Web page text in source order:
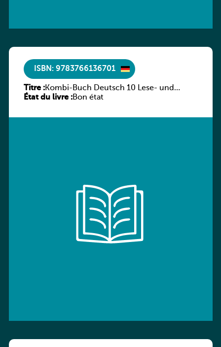
ISBN: 9783766136701
Titre :Kombi-Buch Deutsch 10 Lese- und
Sprachbuch
État du livre :Bon état